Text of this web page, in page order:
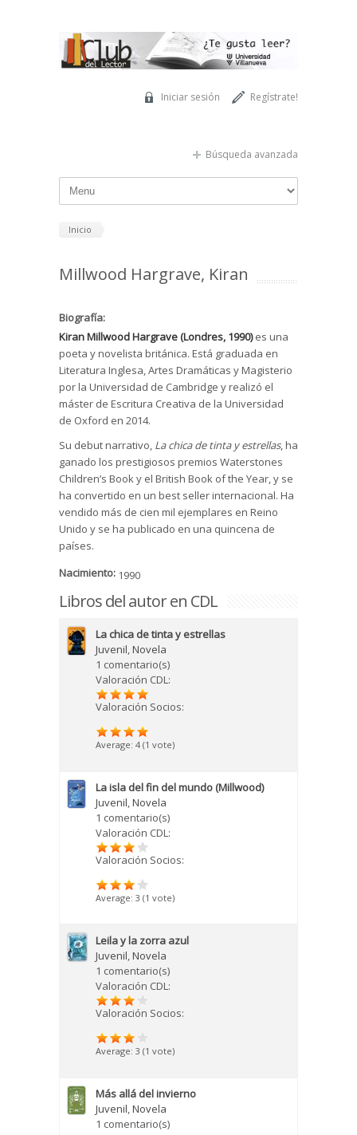
Regístrate!
Iniciar sesión
Búsqueda avanzada
Inicio
Millwood Hargrave, Kiran
Biografía:
Kiran Millwood Hargrave (Londres, 1990)es una
poeta y novelista británica. Está graduada en
Literatura Inglesa, Artes Dramáticas y Magisterio
por la Universidad de Cambridge y realizó el
máster de Escritura Creativa de la Universidad
de Oxford en 2014.
Su debut narrativo, La chica de tinta y estrellas, ha
ganado los prestigiosos premios Waterstones
Children’s Book y el British Book of the Year, y se
ha convertido en un best seller internacional. Ha
vendido más de cien mil ejemplares en Reino
Unido y se ha publicado en una quincena de
países.
Nacimiento: 1990
Libros del autor en CDL
La chica de tinta y estrellas
Juvenil,Novela
1 comentario(s)
Valoración CDL:
Valoración Socios:
Average: 4 (1 vote)
La isla del fin del mundo (Millwood)
Juvenil,Novela
1 comentario(s)
Valoración CDL:
Valoración Socios:
Average: 3 (1 vote)
Leila y la zorra azul
Juvenil,Novela
1 comentario(s)
Valoración CDL:
Valoración Socios:
Average: 3 (1 vote)
Más allá del invierno
Juvenil,Novela
1 comentario(s)